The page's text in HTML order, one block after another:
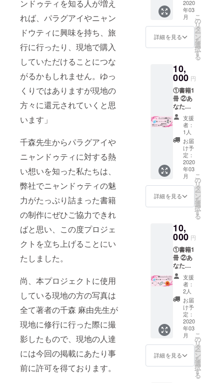
ンドゥティを知る人が増え
れば、パラグアイやニャン
ドウティに興味を持ち、旅
行に行ったり、現地で購入
していただけることにつな
がるかもしれません。ゆっ
くりではありますが現地の
方々に還元されていくと思
います」
千森先生からパラグアイや
ニャンドゥティに対する熱
い想いを知った私たちは、
弊社でニャンドゥティの魅
力がたっぷり詰まった書籍
の制作にぜひご協力できれ
ばと思い、この度プロジェ
クトを立ち上げることにい
たしました。
尚、本プロジェクトに使用
している現地の方の写真は
全て著者の千森 麻由先生が
現地に修行に行った際に撮
影したもので、現地の人達
には今回の掲載にあたり事
前に許可を得ております。
方に
は、シ
リコン
ホール
ピアス
ます。
・金具
の色
（ゴー
ルド or
シル
バー）
何もご
記入が
ない場
合は、
おまか
せ、イ
ヤリン
グ、
ドでお
届けし
のパー
ツの色
やデザ
インは
こちら
におま
かせ願
いま
す。 ④
著者か
らの
メッ
セージ
⑤みな
みちゃ
んの未
掲載
カット
（5種類
ら2種
類） ※
みなみ
ちゃん
の写真
につき
まして
は、弊
社で完
全ラン
ダムに
て厳正
な抽選
を行い
どの写
送りす
るかを
す。全
ての写
真にみ
なみ
ちゃん
直筆の
お礼
メッ
セージ
を書い
て発送
いたし
ます。
ブルー
とブ
ラック
とワイ
ンレッ
色をリ
ターン
のオプ
ション
よりお
選びく
ださ
い。 ④
著者か
らの
メッ
セージ
⑤お好
きな
ニャン
ドゥ
ティの
点 ※著
者の千
森麻由
先生が
ご支援
者様の
ために
作成し
たアク
セサ
リー
（ピア
ス・イ
ヤリン
グ）を
ンとし
てお送
ご希望
のお名
前をご
記入く
ださ
い。
③repic
リジナ
ルトー
トバッ
グ
（CAM
PFIRE
限定）
※トート
バッグ
は、
ミッド
ナイト
ブルー
とブ
ラック
とワイ
ンレッ
色をリ
ターン
のオプ
ション
よりお
選びく
ださ
い。 ④
著者か
らの
メッ
セージ
⑤みな
みちゃ
んの未
掲載
カット
（5種類
2020
年03
月
詳細を見る
こ
の
リ
タ
ー
ン
を
選
択
す
る
10,
000 円
①書籍1
冊 ②あ
なたの
お名前
を掲載
※ご支援
の際に
必ず備
考欄に
ご希望
のお名
前をご
記入く
ださ
い。
③repic
リジナ
ルトー
トバッ
グ
（CAM
PFIRE
限定）
※トート
バッグ
は、
ミッド
ナイト
ブルー
とブ
ラック
とワイ
ンレッ
支援
者：
1人
お届
け予
定：
2020
年03
月
詳細を見る
こ
の
リ
タ
ー
ン
を
選
択
す
る
10,
000 円
①書籍1
冊 ②あ
なたの
お名前
を掲載
※ご支援
の際に
必ず備
考欄に
ご希望
のお名
前をご
記入く
ださ
い。 ③
著者か
支援
者：
2人
お届
け予
定：
2020
年03
月
詳細を見る
こ
の
リ
タ
ー
ン
を
選
択
す
る